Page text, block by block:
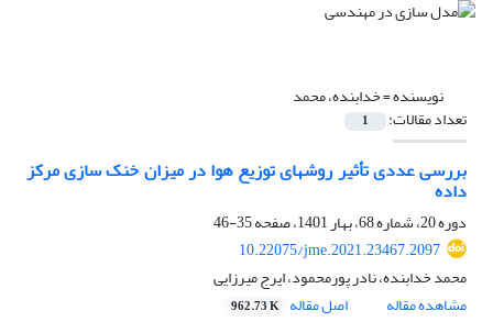
نویسنده =خدابنده، محمد
تعداد مقالات: 1
بررسی عددی تأثیر روشهای توزیع هوا در میزان خنک سازی مرکز
داده
دوره 20، شماره 68، بهار 1401، صفحه
35-46
10.22075/jme.2021.23467.2097
محمد خدابنده، نادر پورمحمود، ایرج میرزایی
مشاهده مقاله
اصل مقاله 962.73 K